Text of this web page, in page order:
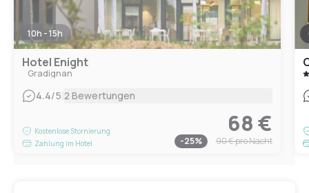
10h - 15h
Hotel Enight
Gradignan
4.4/5|2 Bewertungen
Kostenlose Stornierung
Zahlung im Hotel
68 €
-25% 90 €pro Nacht